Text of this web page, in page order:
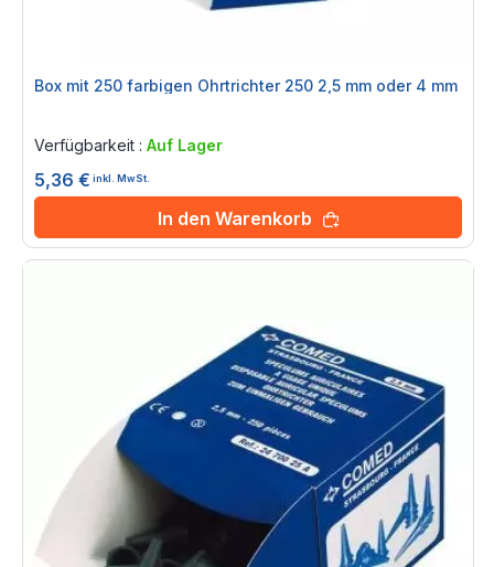
Box mit 250 farbigen Ohrtrichter 250 2,5 mm oder 4 mm
Verfügbarkeit : Auf Lager
5,36 € inkl. MwSt.
In den Warenkorb